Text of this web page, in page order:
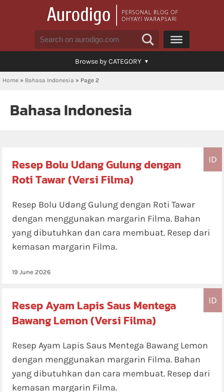
Browse by CATEGORY
Home » Bahasa Indonesia » Page 2
Bahasa Indonesia
ID
Resep Bolu Udang Gulung dengan
Roti Tawar (Versi Filma)
Resep Bolu Udang Gulung dengan Roti Tawar
dengan menggunakan margarin Filma. Bahan
yang dibutuhkan dan cara membuat. Resep dari
kemasan margarin Filma.
19 June 2026
ID
Resep Ayam Lapis Saus Mentega
Bawang Lemon (Versi Filma)
Resep Ayam Lapis Saus Mentega Bawang Lemon
dengan menggunakan margarin Filma. Bahan
yang dibutuhkan dan cara membuat. Resep dari
kemasan margarin Filma.